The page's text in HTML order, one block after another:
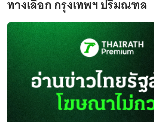
ทางเลือก กรุงเทพฯ ปริมณฑล